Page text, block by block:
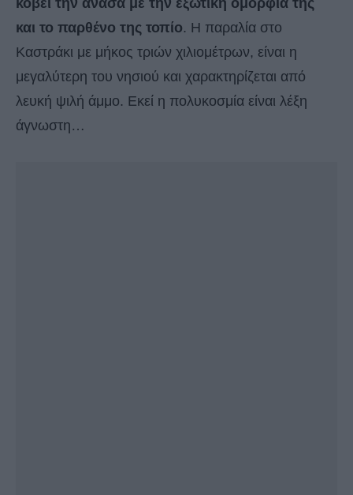
κόβει την ανάσα με την εξωτική ομορφιά της
και το παρθένο της τοπίο. Η παραλία στο
Καστράκι με μήκος τριών χιλιομέτρων, είναι η
μεγαλύτερη του νησιού και χαρακτηρίζεται από
λευκή ψιλή άμμο. Εκεί η πολυκοσμία είναι λέξη
άγνωστη…